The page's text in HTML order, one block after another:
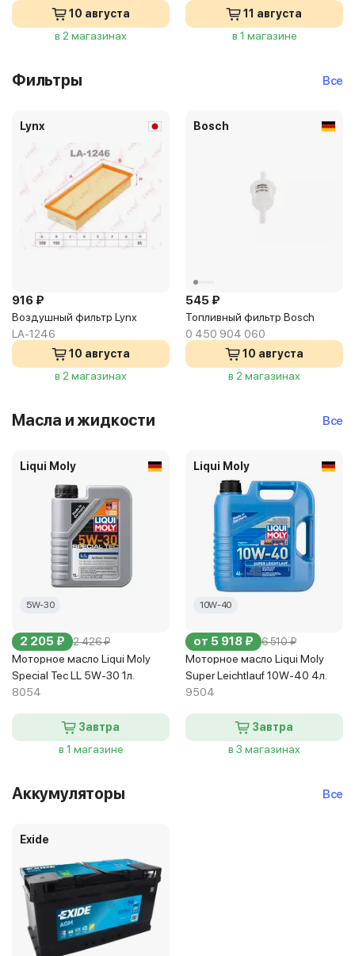
10 августа
в 2 магазинах
11 августа
в 1 магазине
Фильтры Все
Lynx
916 ₽
Воздушный фильтр Lynx
LA-1246
10 августа
в 2 магазинах
Bosch
545 ₽
Топливный фильтр Bosch
0 450 904 060
10 августа
в 2 магазинах
Масла и жидкости Все
Liqui Moly
5W-30
2 205 ₽ 2 426 ₽
Моторное масло Liqui Moly
Special Tec LL 5W-30 1л.
8054
Завтра
в 1 магазине
Liqui Moly
10W-40
от 5 918 ₽ 6 510 ₽
Моторное масло Liqui Moly
Super Leichtlauf 10W-40 4л.
9504
Завтра
в 3 магазинах
Аккумуляторы Все
Exide